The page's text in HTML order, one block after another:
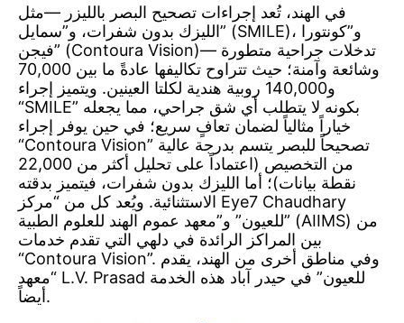
أفضل
مستشفى
للعيون
وطب
العيون
في
في الهند، تُعد إجراءات تصحيح البصر بالليزر —مثل
الليزك بدون شفرات، و”سمايل” (SMILE)، و”كونتورا
فيجن” (Contoura Vision)— تدخلات جراحية متطورة
وشائعة وآمنة؛ حيث تتراوح تكاليفها عادةً ما بين 70,000
و140,000 روبية هندية لكلتا العينين. ويتميز إجراء
“SMILE” بكونه لا يتطلب أي شق جراحي، مما يجعله
خياراً مثالياً لضمان تعافٍ سريع؛ في حين يوفر إجراء
“Contoura Vision” تصحيحاً للبصر يتسم بدرجة عالية
من التخصيص (اعتماداً على تحليل أكثر من 22,000
نقطة بيانات)؛ أما الليزك بدون شفرات، فيتميز بدقته
الاستثنائية. ويُعد كل من “مركز Eye7 Chaudhary
للعيون” و”معهد عموم الهند للعلوم الطبية” (AIIMS) من
بين المراكز الرائدة في دلهي التي تقدم خدمات
“Contoura Vision”. وفي مناطق أخرى من الهند، يقدم
“معهد L.V. Prasad للعيون” في حيدر آباد هذه الخدمة
أيضاً.